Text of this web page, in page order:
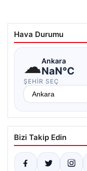
Hava Durumu
☁Ankara
NaN°C
ŞEHIR SEÇ
Bizi Takip Edin